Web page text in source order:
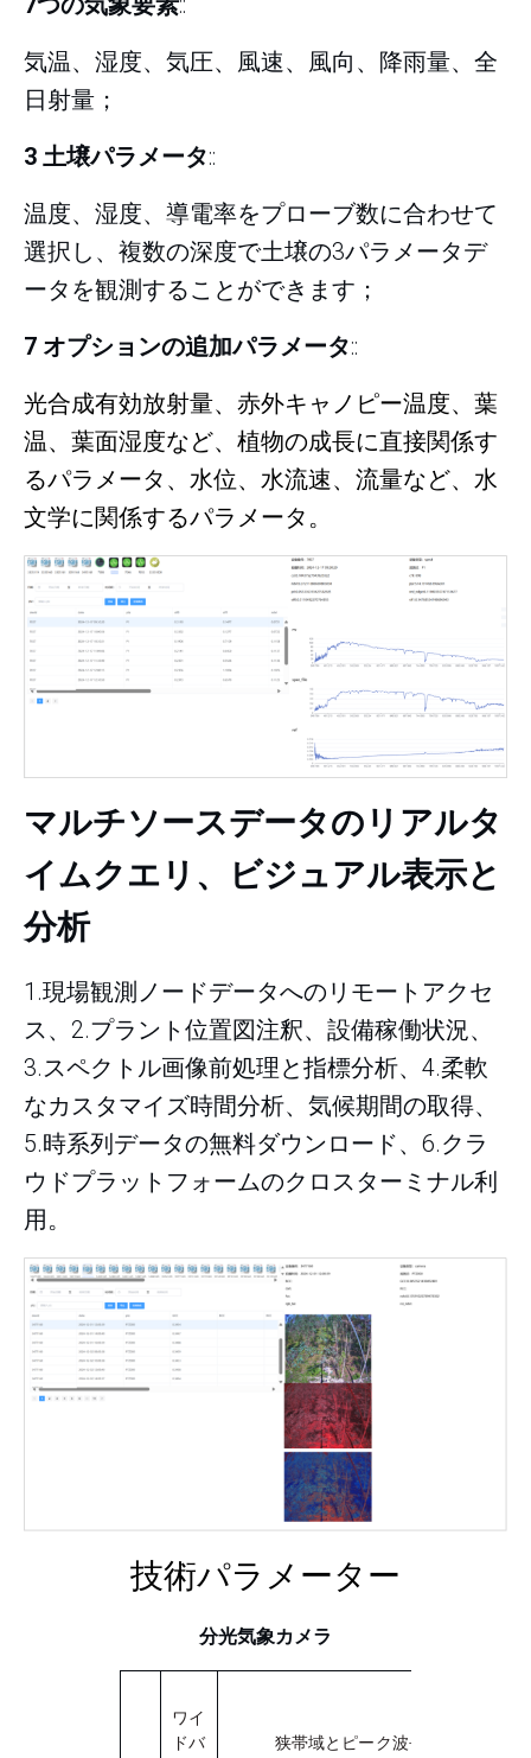
気温、湿度、気圧、風速、風向、降雨量、全
日射量；
3 土壌パラメータ::
温度、湿度、導電率をプローブ数に合わせて
選択し、複数の深度で土壌の3パラメータデ
ータを観測することができます；
7 オプションの追加パラメータ::
光合成有効放射量、赤外キャノピー温度、葉
温、葉面湿度など、植物の成長に直接関係す
るパラメータ、水位、水流速、流量など、水
文学に関係するパラメータ。
マルチソースデータのリアルタ
イムクエリ、ビジュアル表示と
分析
1.現場観測ノードデータへのリモートアクセ
ス、2.プラント位置図注釈、設備稼働状況、
3.スペクトル画像前処理と指標分析、4.柔軟
なカスタマイズ時間分析、気候期間の取得、
5.時系列データの無料ダウンロード、6.クラ
ウドプラットフォームのクロスターミナル利
用。
技術パラメーター
分光気象カメラ
ワイ
ドバ
狭帯域とピーク波長